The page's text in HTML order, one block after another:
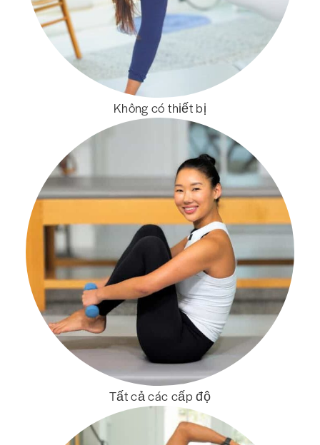
Không có thiết bị
Tất cả các cấp độ